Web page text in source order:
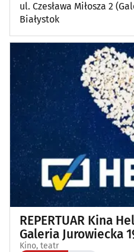
ul. Czesława Miłosza 2
Białystok
REPERTUAR Kina
Galeria Jurowiecka
Kino, teatr